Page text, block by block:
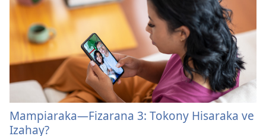
Mampiaraka​—Fizarana 3: Tokony Hisaraka ve
Izahay?